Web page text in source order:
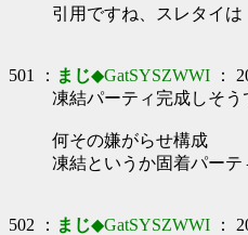
引用ですね、スレタイは
501 ： まじ◆GatSYSZWWI ：
凍結パーティ完成しそう
何その嫌がらせ構成
凍結というか固着パー
502 ： まじ◆GatSYSZWWI ：